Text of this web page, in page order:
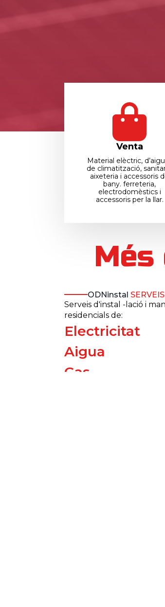
Venta
Material elèctric,
de climatització,
aixeteria i accessoris
bany. ferreteria,
electrodomèstics i
accessoris per la llar.
ODNinstal SERVEIS
Serveis d'instal -lació i
residencials de:
Electricitat
Aigua
Gas